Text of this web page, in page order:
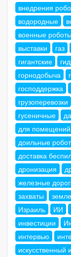
внедрения
водородные
военные
выставки
газ
гигантские
горнодобыча
господдержка
грузоперевозки
гусеничные
для помещений
доильные
доставка
дронизация
железные
захваты
Израиль
ИИ
инвестиции
интервью
искусственный